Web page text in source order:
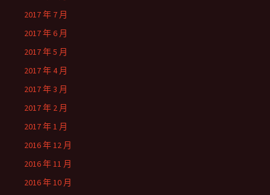
2017 年 7 月
2017 年 6 月
2017 年 5 月
2017 年 4 月
2017 年 3 月
2017 年 2 月
2017 年 1 月
2016 年 12 月
2016 年 11 月
2016 年 10 月